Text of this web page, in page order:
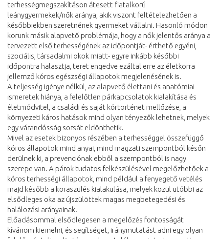
terhességmegszakításon átesett fiatalkorú
leánygyermekek/nők aránya, akik viszont feltételezhetően a
későbbiekben szeretnének gyermeket vállalni. Hasonló módon
korunk másik alapvető problémája, hogy a nők jelentős aránya a
tervezett első terhességének az időpontját- érthető egyéni,
szociális, társadalmi okok miatt- egyre inkább későbbi
időpontra halasztja, teret engedve ezáltal erre az életkorra
jellemző kóros egészségi állapotok megjelenésének is.
A teljesség igénye nélkül, az alapvető élettani és anatómiai
ismeretek hiánya, a felelőtlen párkapcsolatok kialakítása és
életmódvitel, a családi és saját kórtörténet mellőzése, a
környezeti káros hatások mind olyan tényezők lehetnek, melyek
egy várandósság sorsát eldönthetik.
Mivel az esetek bizonyos részében a terhességgel összefüggő
kóros állapotok mind anyai, mind magzati szempontból későn
derülnek ki, a prevenciónak ebből a szempontból is nagy
szerepe van. A párok tudatos felkészülésével megelőzhetőek a
kóros terhességi állapotok, mind például a fenyegető vetélés
majd később a koraszülés kialakulása, melyek közül utóbbi az
elsődleges oka az újszülöttek magas megbetegedési és
halálozási arányainak.
Előadásommal elsődlegesen a megelőzés fontosságát
kívánom kiemelni, és segítséget, iránymutatást adni egy olyan